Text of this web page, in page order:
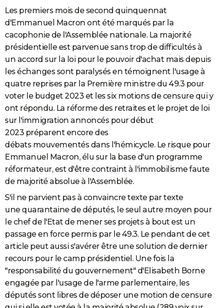
Les premiers mois de second quinquennat
d'Emmanuel Macron ont été marqués par la
cacophonie de l'Assemblée nationale. La majorité
présidentielle est parvenue sans trop de difficultés à
un accord sur la loi pour le pouvoir d'achat mais depuis
les échanges sont paralysés en témoignent l'usage à
quatre reprises par la Première ministre du 49.3 pour
voter le budget 2023 et les six motions de censure qui y
ont répondu. La réforme des retraites et le projet de loi
sur l'immigration annoncés pour début
2023 préparent encore des
débats mouvementés dans l'hémicycle. Le risque pour
Emmanuel Macron, élu sur la base d'un programme
réformateur, est d'être contraint à l'immobilisme faute
de majorité absolue à l'Assemblée.
S'il ne parvient pas à convaincre texte par texte
une quarantaine de députés, le seul autre moyen pour
le chef de l'Etat de mener ses projets à bout est un
passage en force permis par le 49.3. Le pendant de cet
article peut aussi s'avérer être une solution de dernier
recours pour le camp présidentiel. Une fois la
"responsabilité du gouvernement" d'Elisabeth Borne
engagée par l'usage de l'arme parlementaire, les
députés sont libres de déposer une motion de censure